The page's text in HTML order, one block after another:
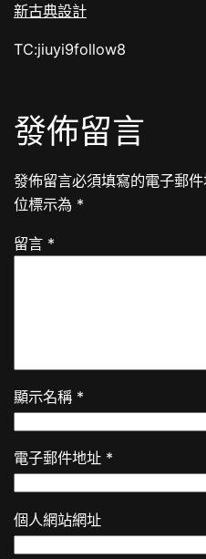
新古典設計
TC:jiuyi9follow8
發佈留言
發佈留言必須填寫的電子郵件
位標示為 *
留言 *
顯示名稱 *
電子郵件地址 *
個人網站網址